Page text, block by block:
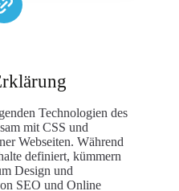
Technologien des
mit CSS und
Webseiten. Während
definiert, kümmern
Design und
SEO und Online